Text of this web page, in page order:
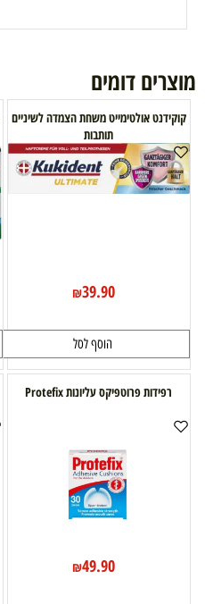
מוצרים דומים
קוקידנט אולטימייט משחת הצמדה לשיניים
תותבות
₪39.90
הוסף לסל
רפידות פרוטפיקס עליונות Protefix
₪49.90